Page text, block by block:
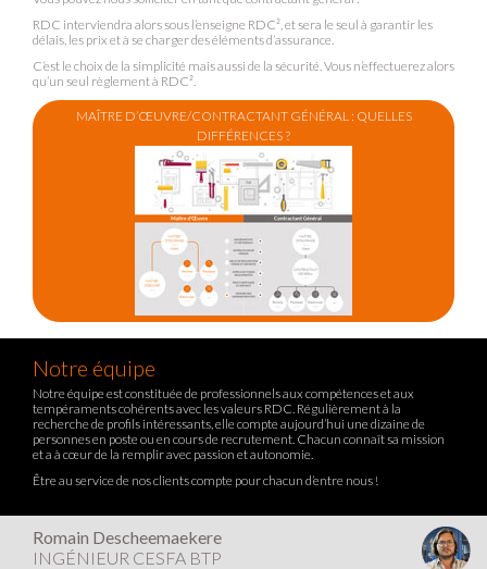
RDC interviendra alors sous l’enseigne RDC², et sera le seul à garantir les
délais, les prix et à se charger des éléments d’assurance.
C’est le choix de la simplicité mais aussi de la sécurité. Vous n’effectuerez alors
qu’un seul règlement à RDC².
MAÎTRE D’ŒUVRE/CONTRACTANT GÉNÉRAL : QUELLES
DIFFÉRENCES ?
Notre équipe
Notre équipe est constituée de professionnels aux compétences et aux
tempéraments cohérents avec les valeurs RDC. Régulièrement à la
recherche de profils intéressants, elle compte aujourd’hui une dizaine de
personnes en poste ou en cours de recrutement. Chacun connaît sa mission
et a à cœur de la remplir avec passion et autonomie.
Être au service de nos clients compte pour chacun d’entre nous !
Romain Descheemaekere
INGÉNIEUR CESFA BTP